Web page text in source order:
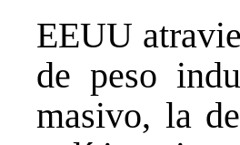
EEUU
de peso
masivo, la